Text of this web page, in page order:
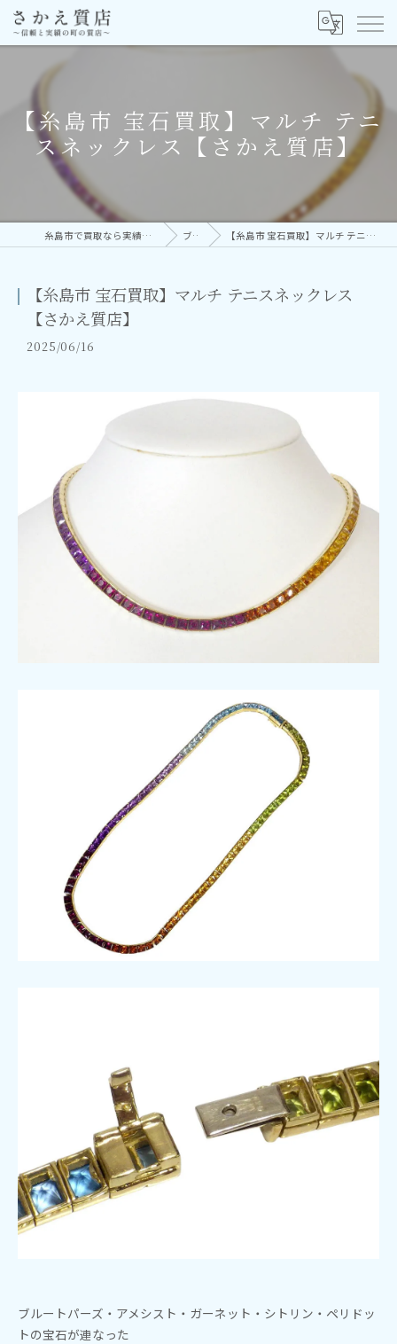
【糸島市 宝石買取】マルチ テニ
スネックレス【さかえ質店】
糸島市で買取なら実績多数の株式会社さかえ ブログ 【糸島市 宝石買取】マルチ テニスネックレス【さかえ質店】
【糸島市 宝石買取】マルチ テニスネックレス
【さかえ質店】
2025/06/16
ブルートパーズ・アメシスト・ガーネット・シトリン・ペリドッ
トの宝石が連なった